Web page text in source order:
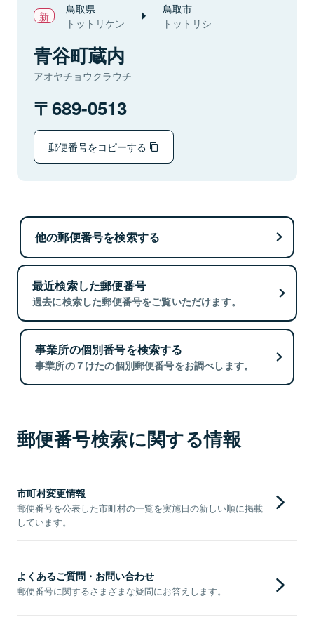
鳥取県
トットリケン
鳥取市
トットリシ
青谷町蔵内
アオヤチョウクラウチ
689-0513
郵便番号をコピーする
他の郵便番号を検索する
最近検索した郵便番号
過去に検索した郵便番号をご覧いただけます。
事業所の個別番号を検索する
事業所の７けたの個別郵便番号をお調べします。
郵便番号検索に関する情報
市町村変更情報
郵便番号を公表した市町村の一覧を実施日の新しい順に掲載
しています。
よくあるご質問・お問い合わせ
郵便番号に関するさまざまな疑問にお答えします。